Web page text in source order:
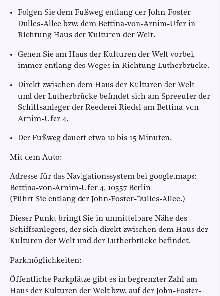
Folgen Sie dem Fußweg entlang der John-Foster-
Dulles-Allee bzw. dem Bettina-von-Arnim-Ufer in
Richtung Haus der Kulturen der Welt.
Gehen Sie am Haus der Kulturen der Welt vorbei,
immer entlang des Weges in Richtung Lutherbrücke.
Direkt zwischen dem Haus der Kulturen der Welt
und der Lutherbrücke befindet sich am Spreeufer der
Schiffsanleger der Reederei Riedel am Bettina-von-
Arnim-Ufer 4.
Der Fußweg dauert etwa 10 bis 15 Minuten.
Mit dem Auto:
Adresse für das Navigationssystem bei google.maps:
Bettina-von-Arnim-Ufer 4, 10557 Berlin
(Führt Sie entlang der John-Foster-Dulles-Allee.)
Dieser Punkt bringt Sie in unmittelbare Nähe des
Schiffsanlegers, der sich direkt zwischen dem Haus der
Kulturen der Welt und der Lutherbrücke befindet.
Parkmöglichkeiten:
Öffentliche Parkplätze gibt es in begrenzter Zahl am
Haus der Kulturen der Welt bzw. auf der John-Foster-